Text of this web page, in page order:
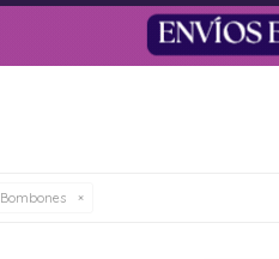
Bombones